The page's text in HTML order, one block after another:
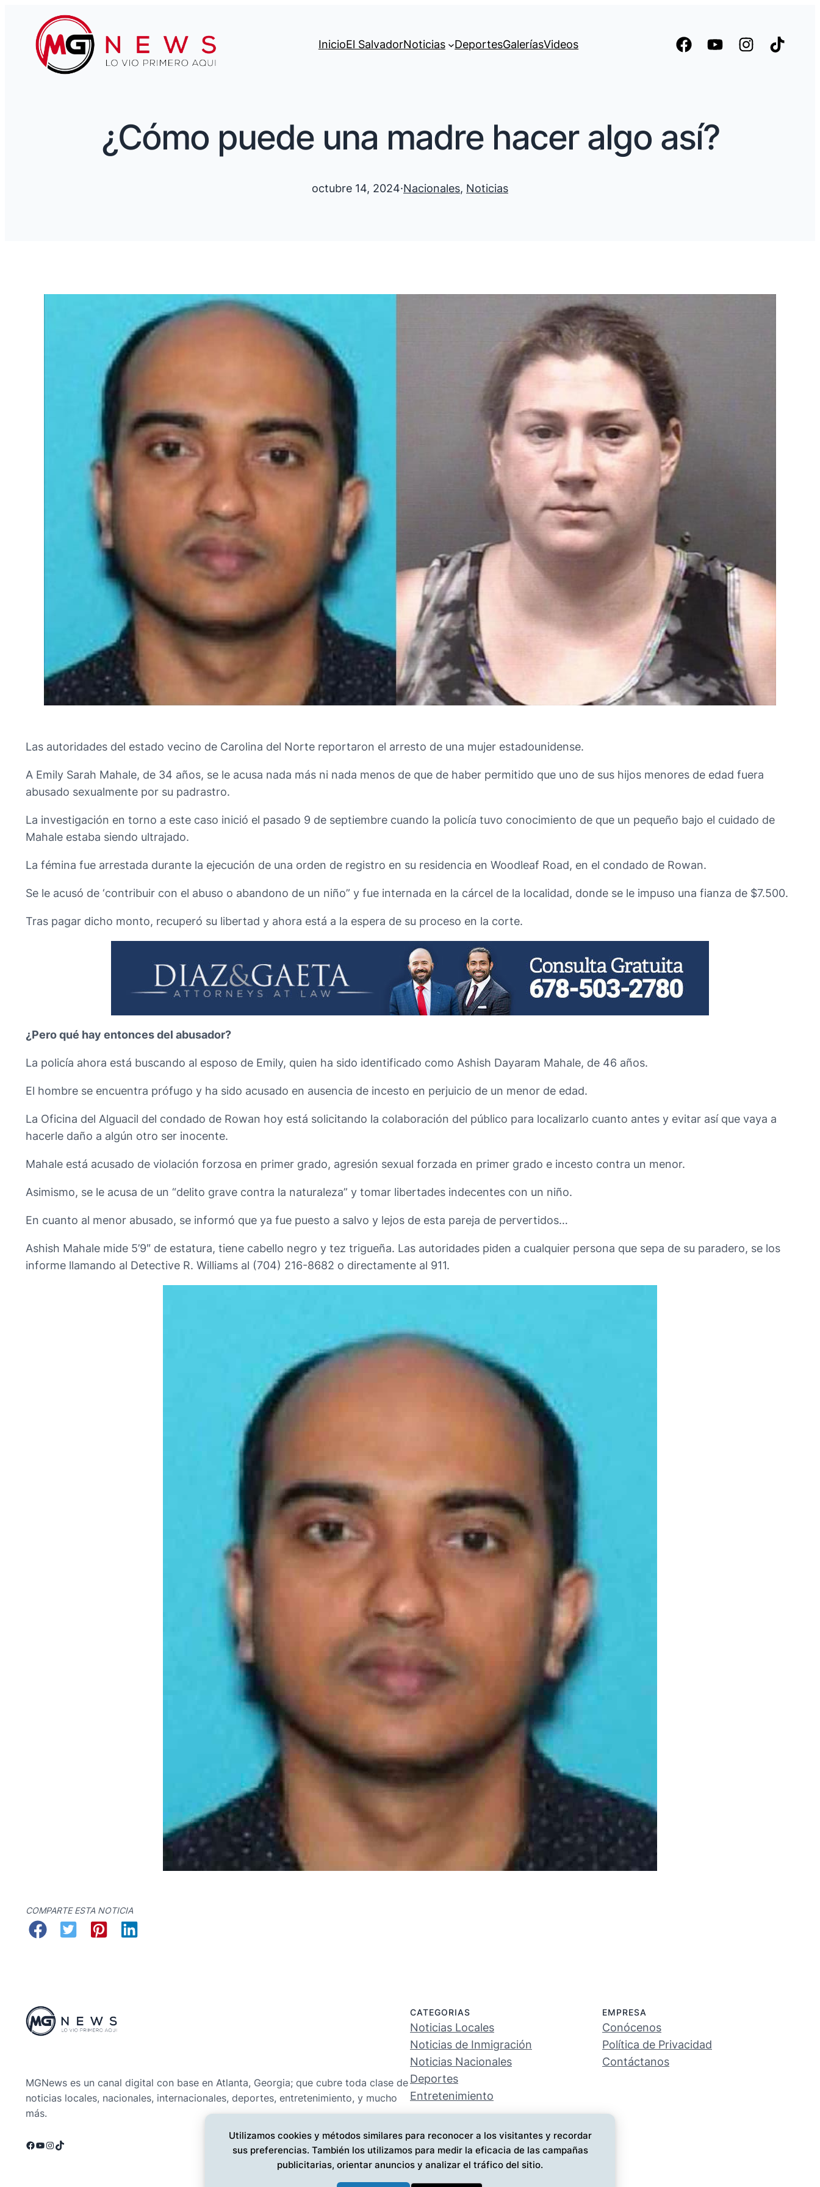
InicioEl SalvadorNoticias DeportesGaleríasVideos
¿Cómo puede una madre hacer algo así?
octubre 14, 2024·Nacionales, Noticias
Las autoridades del estado vecino de Carolina del Norte reportaron el arresto de una mujer estadounidense.
A Emily Sarah Mahale, de 34 años, se le acusa nada más ni nada menos de que de haber permitido que uno de sus hijos menores de edad fuera
abusado sexualmente por su padrastro.
La investigación en torno a este caso inició el pasado 9 de septiembre cuando la policía tuvo conocimiento de que un pequeño bajo el cuidado de
Mahale estaba siendo ultrajado.
La fémina fue arrestada durante la ejecución de una orden de registro en su residencia en Woodleaf Road, en el condado de Rowan.
Se le acusó de ‘contribuir con el abuso o abandono de un niño” y fue internada en la cárcel de la localidad, donde se le impuso una fianza de $7.500.
Tras pagar dicho monto, recuperó su libertad y ahora está a la espera de su proceso en la corte.
¿Pero qué hay entonces del abusador?
La policía ahora está buscando al esposo de Emily, quien ha sido identificado como Ashish Dayaram Mahale, de 46 años.
El hombre se encuentra prófugo y ha sido acusado en ausencia de incesto en perjuicio de un menor de edad.
La Oficina del Alguacil del condado de Rowan hoy está solicitando la colaboración del público para localizarlo cuanto antes y evitar así que vaya a
hacerle daño a algún otro ser inocente.
Mahale está acusado de violación forzosa en primer grado, agresión sexual forzada en primer grado e incesto contra un menor.
Asimismo, se le acusa de un “delito grave contra la naturaleza” y tomar libertades indecentes con un niño.
En cuanto al menor abusado, se informó que ya fue puesto a salvo y lejos de esta pareja de pervertidos…
Ashish Mahale mide 5’9″ de estatura, tiene cabello negro y tez trigueña. Las autoridades piden a cualquier persona que sepa de su paradero, se los
informe llamando al Detective R. Williams al (704) 216-8682 o directamente al 911.
COMPARTE ESTA NOTICIA
MGNews es un canal digital con base en Atlanta, Georgia; que cubre toda clase de
noticias locales, nacionales, internacionales, deportes, entretenimiento, y mucho
más.
Facebook
YouTube
Instagram
TikTok
CATEGORIAS
Noticias Locales
Noticias de Inmigración
Noticias Nacionales
Deportes
Entretenimiento
EMPRESA
Conócenos
Política de Privacidad
Contáctanos
Utilizamos cookies y métodos similares para reconocer a los visitantes y recordar
sus preferencias. También los utilizamos para medir la eficacia de las campañas
publicitarias, orientar anuncios y analizar el tráfico del sitio.